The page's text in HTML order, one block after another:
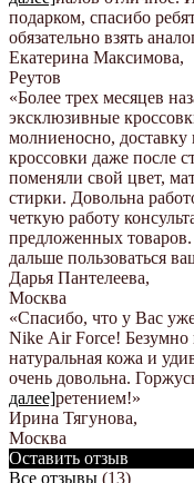
подарком, спасибо
обязательно взять
Екатерина Максимова,
Реутов
«Более трех месяцев
эксклюзивные
молниеносно, доставку
кроссовки даже после
поменяли свой цвет,
стирки. Довольна
четкую работу
предложенных
дальше пользоваться
Дарья Пантелеева,
Москва
«Спасибо, что у Вас
Nike Аir Force!
натуральная кожа и
очень довольна.
далее]ретением!»
Ирина Тягунова,
Москва
Оставить отзыв
Все отзывы (13)